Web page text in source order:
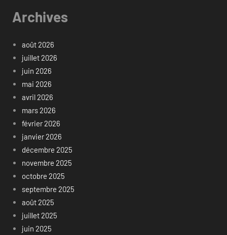
Archives
août 2026
juillet 2026
juin 2026
mai 2026
avril 2026
mars 2026
février 2026
janvier 2026
décembre 2025
novembre 2025
octobre 2025
septembre 2025
août 2025
juillet 2025
juin 2025